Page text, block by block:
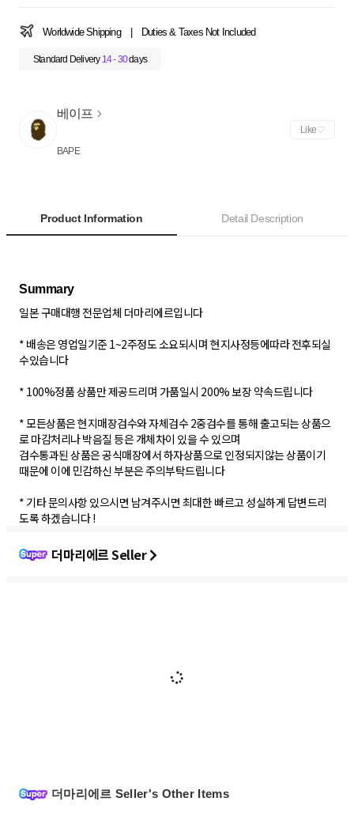
Worldwide Shipping Duties & Taxes Not Included
Standard Delivery 14 - 30days
베이프
BAPE
Like
Product Information Detail Description
Summary
일본 구매대행 전문업체 더마리에르입니다
* 배송은 영업일기준 1~2주정도 소요되시며 현지사정등에따라 전후되실
수있습니다
* 100%정품 상품만 제공드리며 가품일시 200% 보장 약속드립니다
* 모든상품은 현지매장검수와 자체검수 2중검수를 통해 출고되는 상품으
로 마감처리나 박음질 등은 개체차이 있을 수 있으며
검수통과된 상품은 공식매장에서 하자상품으로 인정되지않는 상품이기
때문에 이에 민감하신 부분은 주의부탁드립니다
* 기타 문의사항 있으시면 남겨주시면 최대한 빠르고 성실하게 답변드리
도록 하겠습니다 !
더마리에르 Seller
더마리에르 Seller's Other Items